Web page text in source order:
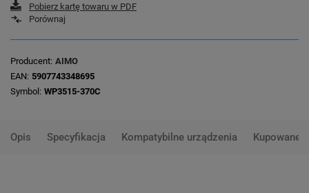
Pobierz kartę towaru w PDF
Porównaj
Producent AIMO
EAN 5907743348695
Symbol
WP3515-370C
Opis Specyfikacja Kompatybilne urządzenia Kupowane